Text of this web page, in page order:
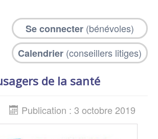
Se connecter (bénévoles)
Calendrier (conseillers litiges)
de la santé
Publication : 3 octobre 2019